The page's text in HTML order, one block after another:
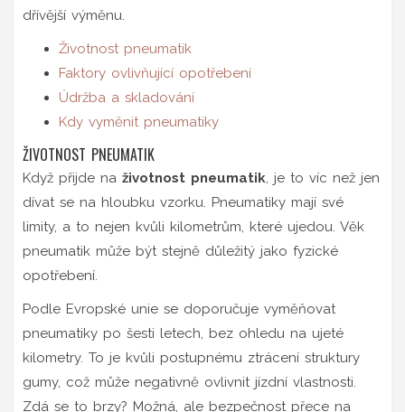
dřívější výměnu.
Životnost pneumatik
Faktory ovlivňující opotřebení
Údržba a skladování
Kdy vyměnit pneumatiky
ŽIVOTNOST PNEUMATIK
Když přijde na životnost pneumatik, je to víc než jen
dívat se na hloubku vzorku. Pneumatiky mají své
limity, a to nejen kvůli kilometrům, které ujedou. Věk
pneumatik může být stejně důležitý jako fyzické
opotřebení.
Podle Evropské unie se doporučuje vyměňovat
pneumatiky po šesti letech, bez ohledu na ujeté
kilometry. To je kvůli postupnému ztrácení struktury
gumy, což může negativně ovlivnit jízdní vlastnosti.
Zdá se to brzy? Možná, ale bezpečnost přece na